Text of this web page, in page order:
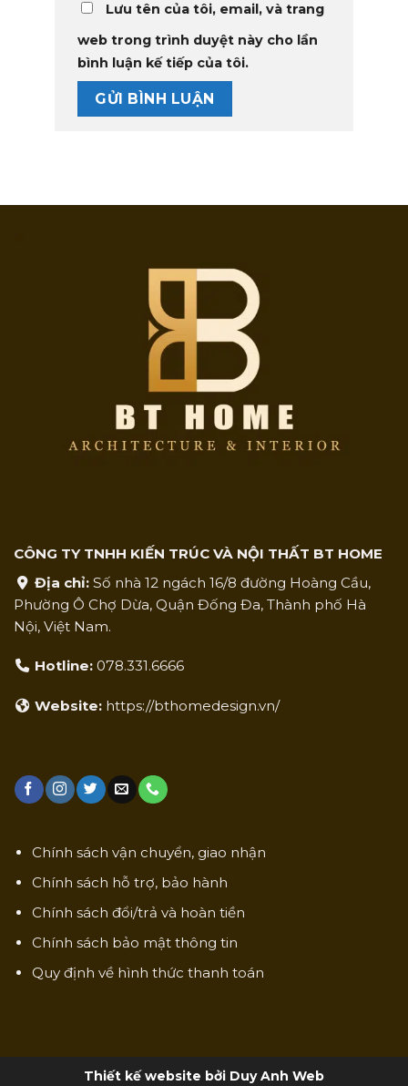
Lưu tên của tôi, email, và trang
web trong trình duyệt này cho lần
bình luận kế tiếp của tôi.
CÔNG TY TNHH KIẾN TRÚC VÀ NỘI THẤT BT HOME
Địa chỉ: Số nhà 12 ngách 16/8 đường Hoàng Cầu,
Phường Ô Chợ Dừa, Quận Đống Đa, Thành phố Hà
Nội, Việt Nam.
Hotline: 078.331.6666
Website: https://bthomedesign.vn/
Chính sách vận chuyển, giao nhận
Chính sách hỗ trợ, bảo hành
Chính sách đổi/trả và hoàn tiền
Chính sách bảo mật thông tin
Quy định về hình thức thanh toán
Thiết kế website bởi Duy Anh Web